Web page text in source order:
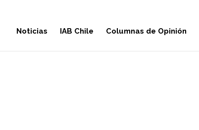
Noticias IAB Chile Columnas de Opinión